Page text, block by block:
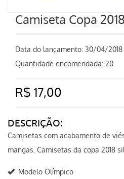
Camiseta Copa
Data do lançamento: 30/04/2018
Quantidade encomendada: 20
R$ 17,00
DESCRIÇÃO:
Camisetas com acabamento de
mangas. Camisetas da copa 2018
Modelo Olímpico